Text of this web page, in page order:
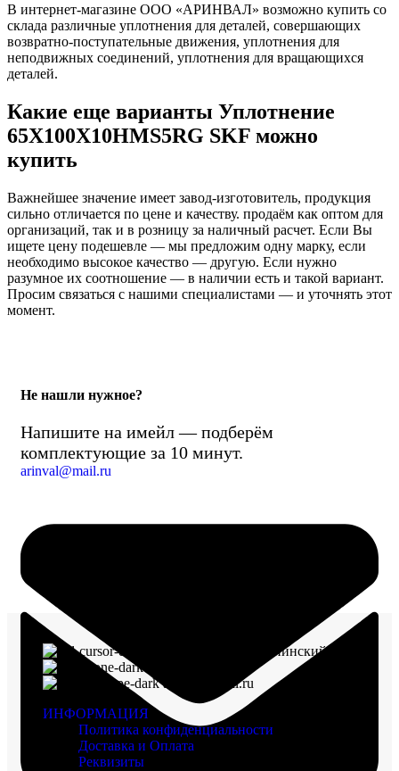
В интернет-магазине ООО «АРИНВАЛ» возможно купить со
склада различные уплотнения для деталей, совершающих
возвратно-поступательные движения, уплотнения для
неподвижных соединений, уплотнения для вращающихся
деталей.
Какие еще варианты Уплотнение
65X100X10HMS5RG SKF можно
купить
Важнейшее значение имеет завод-изготовитель, продукция
сильно отличается по цене и качеству. продаём как оптом для
организаций, так и в розницу за наличный расчет. Если Вы
ищете цену подешевле — мы предложим одну марку, если
необходимо высокое качество — другую. Если нужно
разумное их соотношение — в наличии есть и такой вариант.
Просим связаться с нашими специалистами — и уточнять этот
момент.
Не нашли нужное?
Напишите на имейл — подберём
комплектующие за 10 минут.
arinval@mail.ru
г. Воронеж, пр-кт Ленинский, д. 221
arinval@mail.ru
ИНФОРМАЦИЯ
Политика конфиденциальности
Доставка и Оплата
Реквизиты